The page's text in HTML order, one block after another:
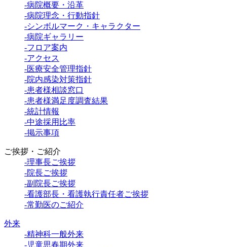
-病院概要・沿革
-病院理念・行動指針
-シンボルマーク・キャラクター
-病院ギャラリー
-フロア案内
-アクセス
-医療安全管理指針
-院内感染対策指針
-患者様相談窓口
-患者様満足度調査結果
-統計情報
-中途採用比率
-掲示事項
ご挨拶・ご紹介
-理事長ご挨拶
-院長ご挨拶
-副院長ご挨拶
-看護部長・看護執行責任者ご挨拶
-常勤医のご紹介
外来
-精神科一般外来
-児童思春期外来